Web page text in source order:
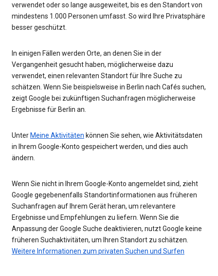
verwendet oder so lange ausgeweitet, bis es den Standort von
mindestens 1.000 Personen umfasst. So wird Ihre Privatsphäre
besser geschützt.
In einigen Fällen werden Orte, an denen Sie in der
Vergangenheit gesucht haben, möglicherweise dazu
verwendet, einen relevanten Standort für Ihre Suche zu
schätzen. Wenn Sie beispielsweise in Berlin nach Cafés suchen,
zeigt Google bei zukünftigen Suchanfragen möglicherweise
Ergebnisse für Berlin an.
UnterMeine Aktivitäten können Sie sehen, wie Aktivitätsdaten
in Ihrem Google-Konto gespeichert werden, und dies auch
ändern.
Wenn Sie nicht in Ihrem Google-Konto angemeldet sind, zieht
Google gegebenenfalls Standortinformationen aus früheren
Suchanfragen auf Ihrem Gerät heran, um relevantere
Ergebnisse und Empfehlungen zu liefern. Wenn Sie die
Anpassung der Google Suche deaktivieren, nutzt Google keine
früheren Suchaktivitäten, um Ihren Standort zu schätzen.
Weitere Informationen zum privaten Suchen und Surfen